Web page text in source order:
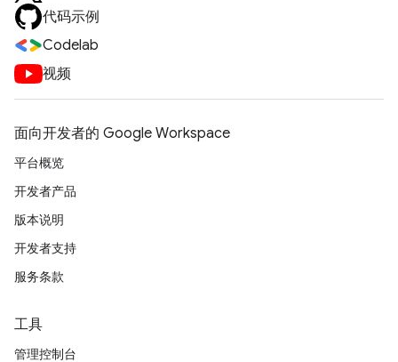
代码示例
Codelab
视频
面向开发者的 Google Workspace
平台概览
开发者产品
版本说明
开发者支持
服务条款
工具
管理控制台